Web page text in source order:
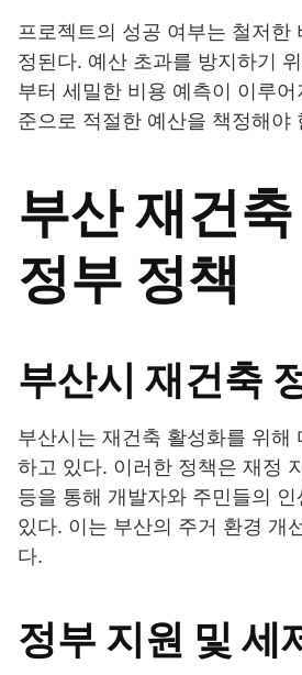
프로젝트의 성공 여부는 철저한
정된다. 예산 초과를 방지하기
부터 세밀한 비용 예측이 이루
준으로 적절한 예산을 책정해야
부산 재건
정부 정책
부산시 재건축
부산시는 재건축 활성화를 위해
하고 있다. 이러한 정책은 재정
등을 통해 개발자와 주민들의
있다. 이는 부산의 주거 환경 개
다.
정부 지원 및 세